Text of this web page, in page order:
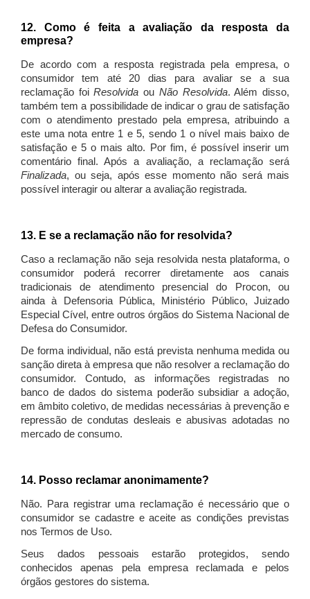
12. Como é feita a avaliação da resposta da
empresa?
De acordo com a resposta registrada pela empresa, o
consumidor tem até 20 dias para avaliar se a sua
reclamação foiResolvida ou Não Resolvida. Além disso,
também tem a possibilidade de indicar o grau de satisfação
com o atendimento prestado pela empresa, atribuindo a
este uma nota entre 1 e 5, sendo 1 o nível mais baixo de
satisfação e 5 o mais alto. Por fim, é possível inserir um
comentário final. Após a avaliação, a reclamação será
Finalizada, ou seja, após esse momento não será mais
possível interagir ou alterar a avaliação registrada.
13. E se a reclamação não for resolvida?
Caso a reclamação não seja resolvida nesta plataforma, o
consumidor poderá recorrer diretamente aos canais
tradicionais de atendimento presencial do Procon, ou
ainda à Defensoria Pública, Ministério Público, Juizado
Especial Cível, entre outros órgãos do Sistema Nacional de
Defesa do Consumidor.
De forma individual, não está prevista nenhuma medida ou
sanção direta à empresa que não resolver a reclamação do
consumidor. Contudo, as informações registradas no
banco de dados do sistema poderão subsidiar a adoção,
em âmbito coletivo, de medidas necessárias à prevenção e
repressão de condutas desleais e abusivas adotadas no
mercado de consumo.
14. Posso reclamar anonimamente?
Não. Para registrar uma reclamação é necessário que o
consumidor se cadastre e aceite as condições previstas
nos Termos de Uso.
Seus dados pessoais estarão protegidos, sendo
conhecidos apenas pela empresa reclamada e pelos
órgãos gestores do sistema.